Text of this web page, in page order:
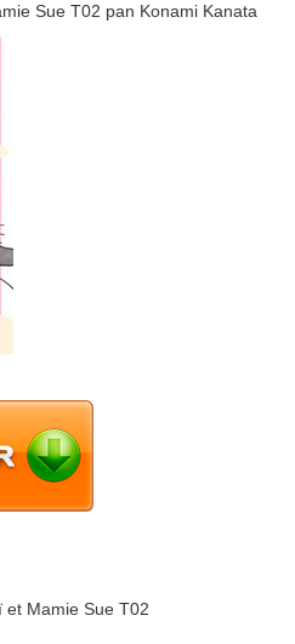
Sue T02 pan Konami Kanata
et Mamie Sue T02